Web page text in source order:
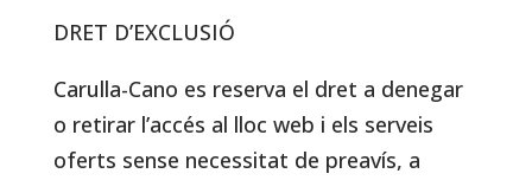
DRET D’EXCLUSIÓ
Carulla-Cano es reserva el dret a denegar
o retirar l’accés al lloc web i els serveis
oferts sense necessitat de preavís, a